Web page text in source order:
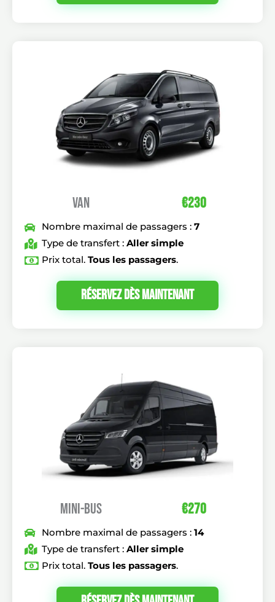
VAN €230
Nombre maximal de passagers : 7
Type de transfert : Aller simple
Prix total. Tous les passagers.
Réservez Dès Maintenant
MINI-BUS €270
Nombre maximal de passagers : 14
Type de transfert : Aller simple
Prix total. Tous les passagers.